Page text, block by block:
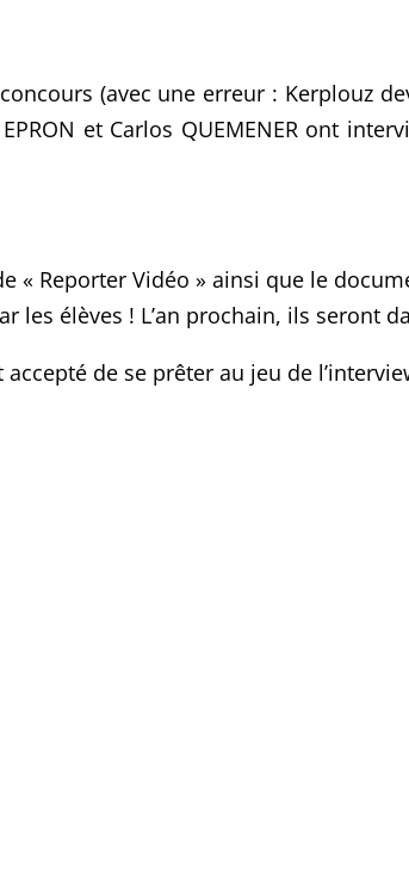
(avec une erreur : Kerplouz
et Carlos QUEMENER ont
« Reporter Vidéo » ainsi que le
les élèves ! L’an prochain, ils seront
de se prêter au jeu de